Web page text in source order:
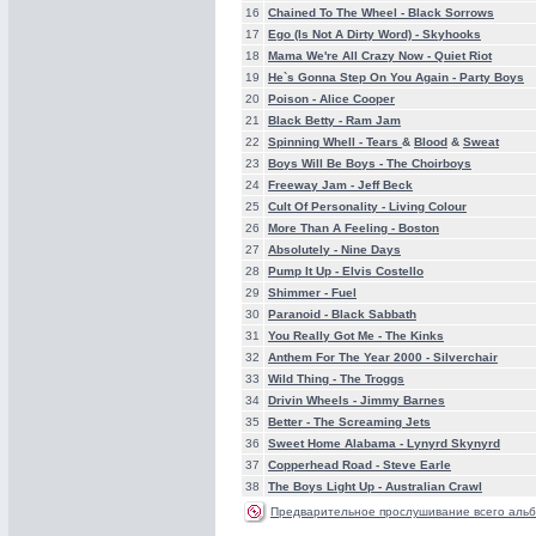
16
Chained To The Wheel - Black Sorrows
17
Ego (Is Not A Dirty Word) - Skyhooks
18
Mama We're All Crazy Now - Quiet Riot
19
He`s Gonna Step On You Again - Party Boys
20
Poison - Alice Cooper
21
Black Betty - Ram Jam
22
Spinning Whell - Tears & Blood & Sweat
23
Boys Will Be Boys - The Choirboys
24
Freeway Jam - Jeff Beck
25
Cult Of Personality - Living Colour
26
More Than A Feeling - Boston
27
Absolutely - Nine Days
28
Pump It Up - Elvis Costello
29
Shimmer - Fuel
30
Paranoid - Black Sabbath
31
You Really Got Me - The Kinks
32
Anthem For The Year 2000 - Silverchair
33
Wild Thing - The Troggs
34
Drivin Wheels - Jimmy Barnes
35
Better - The Screaming Jets
36
Sweet Home Alabama - Lynyrd Skynyrd
37
Copperhead Road - Steve Earle
38
The Boys Light Up - Australian Crawl
Предварительное прослушивание всего